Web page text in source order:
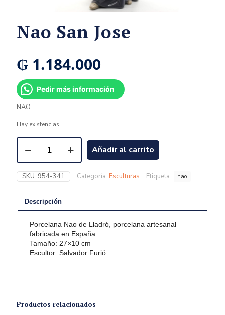
Nao San Jose
₲ 1.184.000
Pedir más información
NAO
Hay existencias
Añadir al carrito
SKU: 954-341 Categoría: Esculturas Etiqueta: nao
Descripción
Porcelana Nao de Lladró, porcelana artesanal
fabricada en España
Tamaño: 27×10 cm
Escultor: Salvador Furió
Productos relacionados